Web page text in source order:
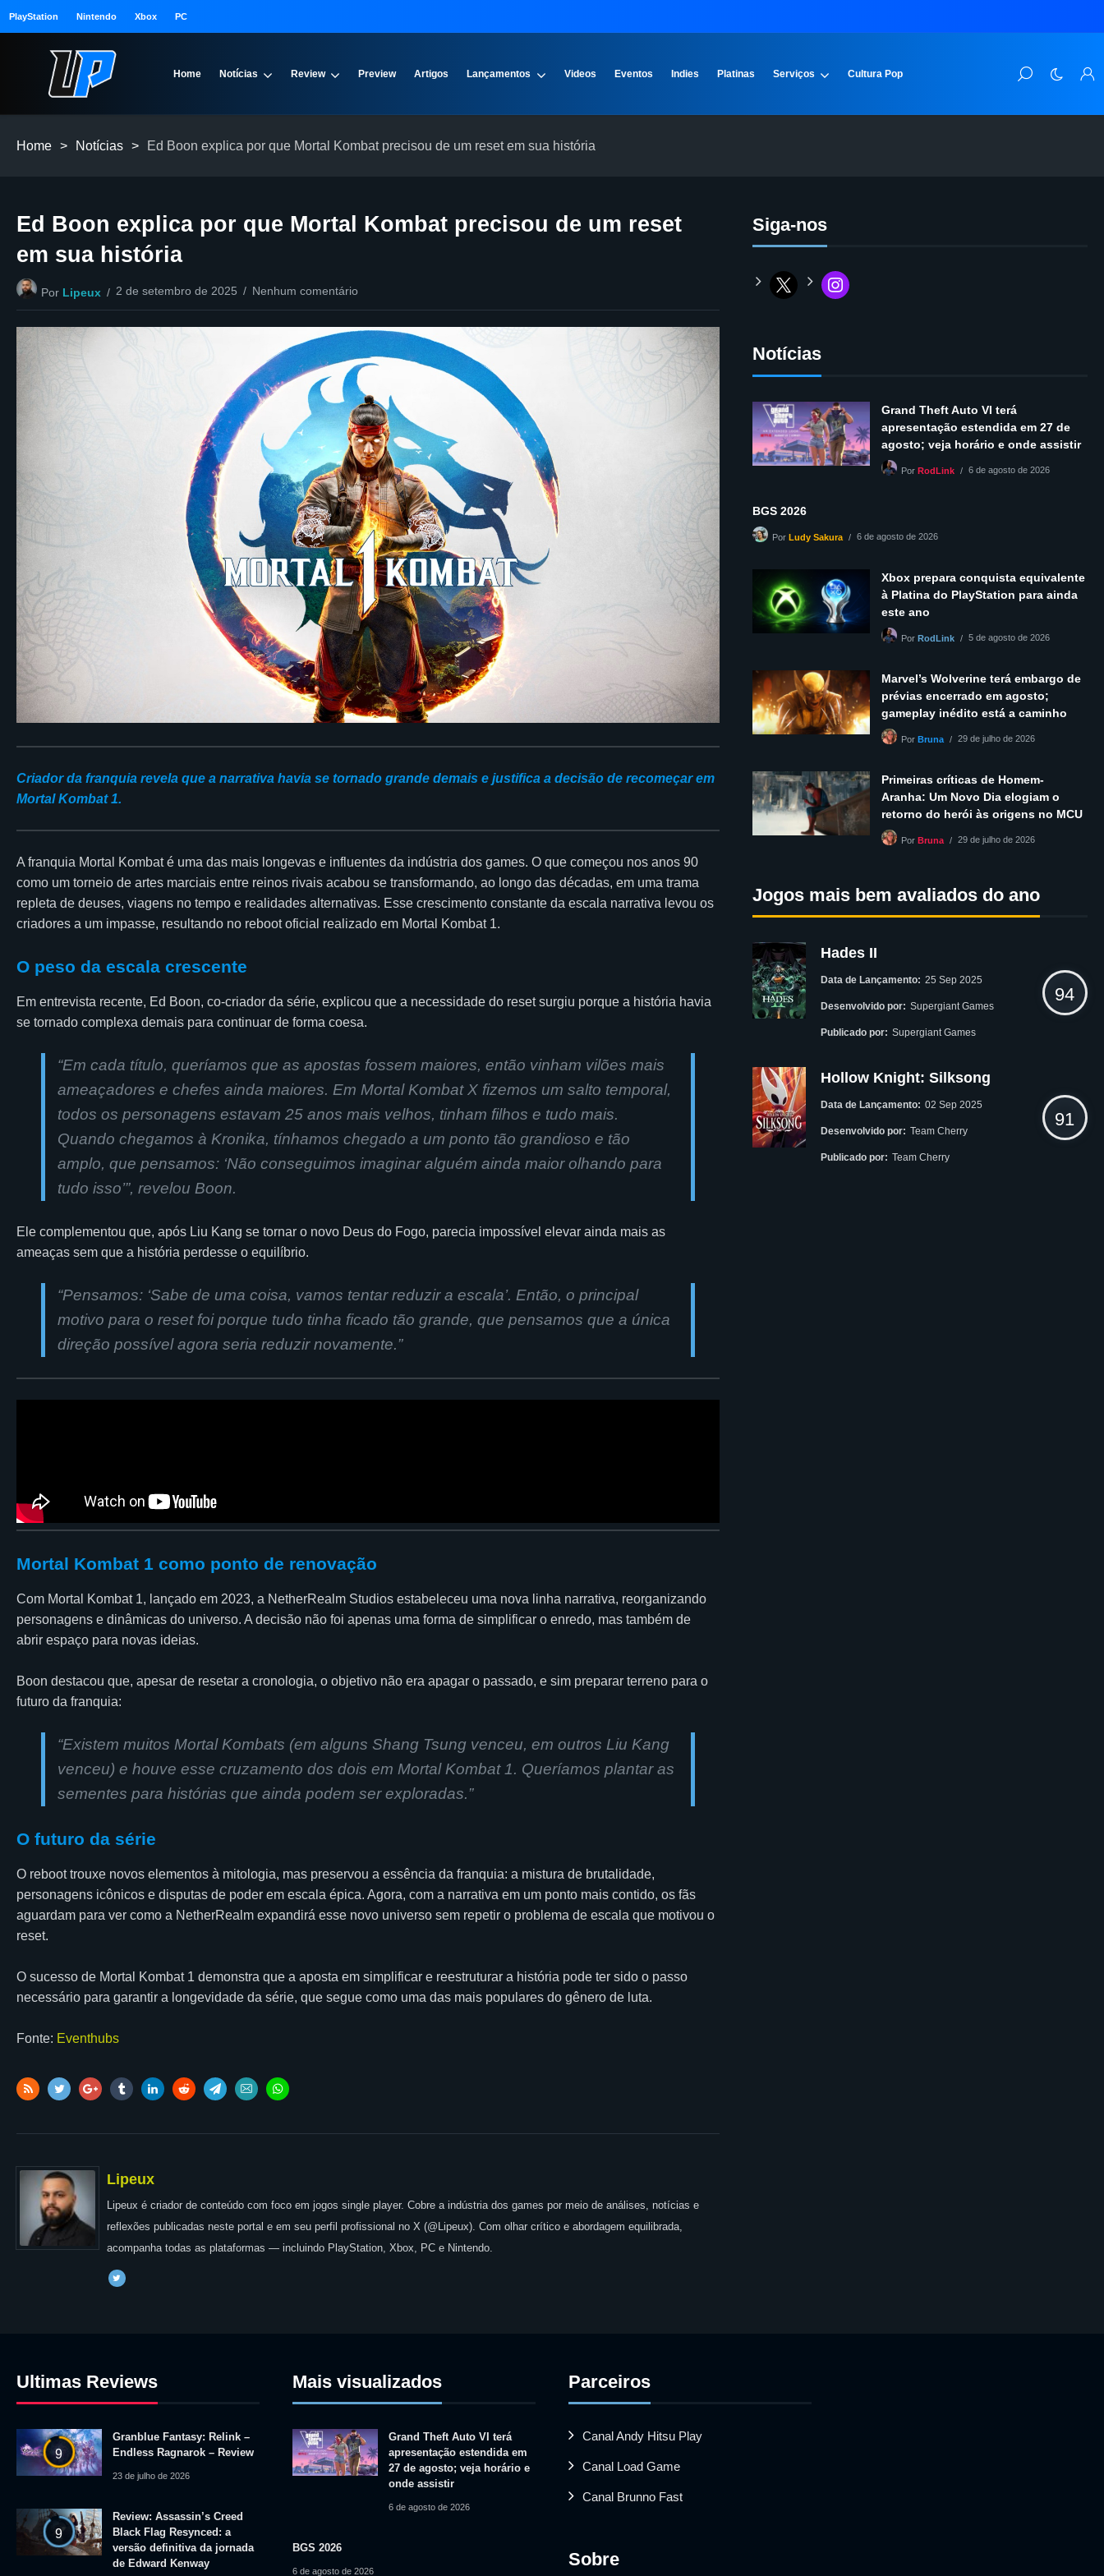
PlayStation Nintendo Xbox PC
Home Notícias Review Preview Artigos Lançamentos Videos Eventos Indies Platinas Serviços Cultura Pop
Home > Notícias > Ed Boon explica por que Mortal Kombat precisou de um reset em sua história
Ed Boon explica por que Mortal Kombat precisou de um reset
em sua história
Por Lipeux 2 de setembro de 2025 Nenhum comentário
Criador da franquia revela que a narrativa havia se tornado grande demais e justifica a decisão de recomeçar em
Mortal Kombat 1.
A franquia Mortal Kombat é uma das mais longevas e influentes da indústria dos games. O que começou nos anos 90
como um torneio de artes marciais entre reinos rivais acabou se transformando, ao longo das décadas, em uma trama
repleta de deuses, viagens no tempo e realidades alternativas. Esse crescimento constante da escala narrativa levou os
criadores a um impasse, resultando no reboot oficial realizado em Mortal Kombat 1.
O peso da escala crescente
Em entrevista recente, Ed Boon, co-criador da série, explicou que a necessidade do reset surgiu porque a história havia
se tornado complexa demais para continuar de forma coesa.
“Em cada título, queríamos que as apostas fossem maiores, então vinham vilões mais
ameaçadores e chefes ainda maiores. Em Mortal Kombat X fizemos um salto temporal,
todos os personagens estavam 25 anos mais velhos, tinham filhos e tudo mais.
Quando chegamos à Kronika, tínhamos chegado a um ponto tão grandioso e tão
amplo, que pensamos: ‘Não conseguimos imaginar alguém ainda maior olhando para
tudo isso’”, revelou Boon.
Ele complementou que, após Liu Kang se tornar o novo Deus do Fogo, parecia impossível elevar ainda mais as
ameaças sem que a história perdesse o equilíbrio.
“Pensamos: ‘Sabe de uma coisa, vamos tentar reduzir a escala’. Então, o principal
motivo para o reset foi porque tudo tinha ficado tão grande, que pensamos que a única
direção possível agora seria reduzir novamente.”
Mortal Kombat 1 como ponto de renovação
Com Mortal Kombat 1, lançado em 2023, a NetherRealm Studios estabeleceu uma nova linha narrativa, reorganizando
personagens e dinâmicas do universo. A decisão não foi apenas uma forma de simplificar o enredo, mas também de
abrir espaço para novas ideias.
Boon destacou que, apesar de resetar a cronologia, o objetivo não era apagar o passado, e sim preparar terreno para o
futuro da franquia:
“Existem muitos Mortal Kombats (em alguns Shang Tsung venceu, em outros Liu Kang
venceu) e houve esse cruzamento dos dois em Mortal Kombat 1. Queríamos plantar as
sementes para histórias que ainda podem ser exploradas.”
O futuro da série
O reboot trouxe novos elementos à mitologia, mas preservou a essência da franquia: a mistura de brutalidade,
personagens icônicos e disputas de poder em escala épica. Agora, com a narrativa em um ponto mais contido, os fãs
aguardam para ver como a NetherRealm expandirá esse novo universo sem repetir o problema de escala que motivou o
reset.
O sucesso de Mortal Kombat 1 demonstra que a aposta em simplificar e reestruturar a história pode ter sido o passo
necessário para garantir a longevidade da série, que segue como uma das mais populares do gênero de luta.
Fonte: Eventhubs
Lipeux
Lipeux é criador de conteúdo com foco em jogos single player. Cobre a indústria dos games por meio de análises, notícias e
reflexões publicadas neste portal e em seu perfil profissional no X (@Lipeux). Com olhar crítico e abordagem equilibrada,
acompanha todas as plataformas — incluindo PlayStation, Xbox, PC e Nintendo.
Siga-nos
Notícias
Grand Theft Auto VI terá
apresentação estendida em 27 de
agosto; veja horário e onde assistir
PorRodLink 6 de agosto de 2026
BGS 2026
PorLudy Sakura 6 de agosto de 2026
Xbox prepara conquista equivalente
à Platina do PlayStation para ainda
este ano
PorRodLink 5 de agosto de 2026
Marvel’s Wolverine terá embargo de
prévias encerrado em agosto;
gameplay inédito está a caminho
PorBruna 29 de julho de 2026
Primeiras críticas de Homem-
Aranha: Um Novo Dia elogiam o
retorno do herói às origens no MCU
PorBruna 29 de julho de 2026
Jogos mais bem avaliados do ano
Hades II
Data de Lançamento: 25 Sep 2025
Desenvolvido por: Supergiant Games
Publicado por: Supergiant Games
94
Hollow Knight: Silksong
Data de Lançamento: 02 Sep 2025
Desenvolvido por: Team Cherry
Publicado por: Team Cherry
91
Ultimas Reviews
9
Granblue Fantasy: Relink –
Endless Ragnarok – Review
23 de julho de 2026
9
Review: Assassin’s Creed
Black Flag Resynced: a
versão definitiva da jornada
de Edward Kenway
Mais visualizados
Grand Theft Auto VI terá
apresentação estendida em
27 de agosto; veja horário e
onde assistir
6 de agosto de 2026
BGS 2026
6 de agosto de 2026
Parceiros
Canal Andy Hitsu Play
Canal Load Game
Canal Brunno Fast
Sobre